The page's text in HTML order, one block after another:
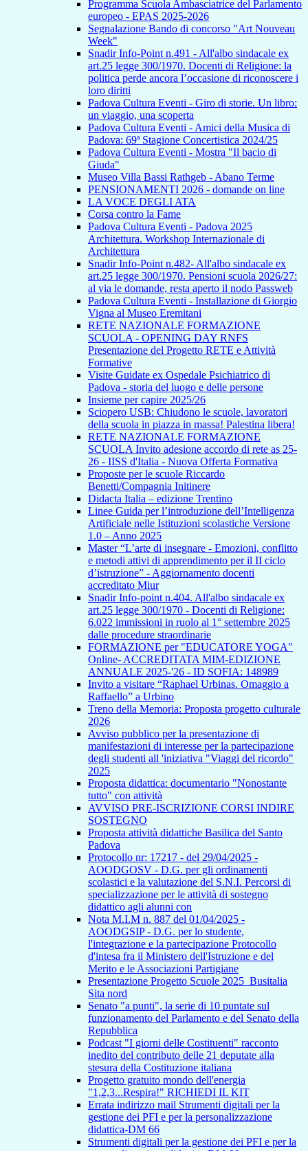
Programma Scuola Ambasciatrice del Parlamento
europeo - EPAS 2025-2026
Segnalazione Bando di concorso "Art Nouveau
Week"
Snadir Info-Point n.491 - All'albo sindacale ex
art.25 legge 300/1970. Docenti di Religione: la
politica perde ancora l’occasione di riconoscere i
loro diritti
Padova Cultura Eventi - Giro di storie. Un libro:
un viaggio, una scoperta
Padova Cultura Eventi - Amici della Musica di
Padova: 69ª Stagione Concertistica 2024/25
Padova Cultura Eventi - Mostra "Il bacio di
Giuda"
Museo Villa Bassi Rathgeb - Abano Terme
PENSIONAMENTI 2026 - domande on line
LA VOCE DEGLI ATA
Corsa contro la Fame
Padova Cultura Eventi - Padova 2025
Architettura. Workshop Internazionale di
Architettura
Snadir Info-Point n.482- All'albo sindacale ex
art.25 legge 300/1970. Pensioni scuola 2026/27:
al via le domande, resta aperto il nodo Passweb
Padova Cultura Eventi - Installazione di Giorgio
Vigna al Museo Eremitani
RETE NAZIONALE FORMAZIONE
SCUOLA - OPENING DAY RNFS
Presentazione del Progetto RETE e Attività
Formative
Visite Guidate ex Ospedale Psichiatrico di
Padova - storia del luogo e delle persone
Insieme per capire 2025/26
Sciopero USB: Chiudono le scuole, lavoratori
della scuola in piazza in massa! Palestina libera!
RETE NAZIONALE FORMAZIONE
SCUOLA Invito adesione accordo di rete as 25-
26 - IISS d'Italia - Nuova Offerta Formativa
Proposte per le scuole Riccardo
Benetti/Compagnia Initinere
Didacta Italia – edizione Trentino
Linee Guida per l’introduzione dell’Intelligenza
Artificiale nelle Istituzioni scolastiche Versione
1.0 – Anno 2025
Master “L’arte di insegnare - Emozioni, conflitto
e metodi attivi di apprendimento per il II ciclo
d’istruzione” - Aggiornamento docenti
accreditato Miur
Snadir Info-point n.404. All'albo sindacale ex
art.25 legge 300/1970 - Docenti di Religione:
6.022 immissioni in ruolo al 1° settembre 2025
dalle procedure straordinarie
FORMAZIONE per "EDUCATORE YOGA"
Online- ACCREDITATA MIM-EDIZIONE
ANNUALE 2025-'26 - ID SOFIA: 148989
Invito a visitare “Raphael Urbinas. Omaggio a
Raffaello” a Urbino
Treno della Memoria: Proposta progetto culturale
2026
Avviso pubblico per la presentazione di
manifestazioni di interesse per la partecipazione
degli studenti all 'iniziativa "Viaggi del ricordo"
2025
Proposta didattica: documentario "Nonostante
tutto" con attività
AVVISO PRE-ISCRIZIONE CORSI INDIRE
SOSTEGNO
Proposta attività didattiche Basilica del Santo
Padova
Protocollo nr: 17217 - del 29/04/2025 -
AOODGOSV - D.G. per gli ordinamenti
scolastici e la valutazione del S.N.I. Percorsi di
specializzazione per le attività di sostegno
didattico agli alunni con
Nota M.I.M n. 887 del 01/04/2025 -
AOODGSIP - D.G. per lo studente,
l'integrazione e la partecipazione Protocollo
d'intesa fra il Ministero dell'Istruzione e del
Merito e le Associazioni Partigiane
Presentazione Progetto Scuole 2025_Busitalia
Sita nord
Senato "a punti", la serie di 10 puntate sul
funzionamento del Parlamento e del Senato della
Repubblica
Podcast "I giorni delle Costituenti" racconto
inedito del contributo delle 21 deputate alla
stesura della Costituzione italiana
Progetto gratuito mondo dell'energia
"1,2,3...Respira!" RICHIEDI IL KIT
Errata indirizzo mail Strumenti digitali per la
gestione dei PFI e per la personalizzazione
didattica-DM 66
Strumenti digitali per la gestione dei PFI e per la